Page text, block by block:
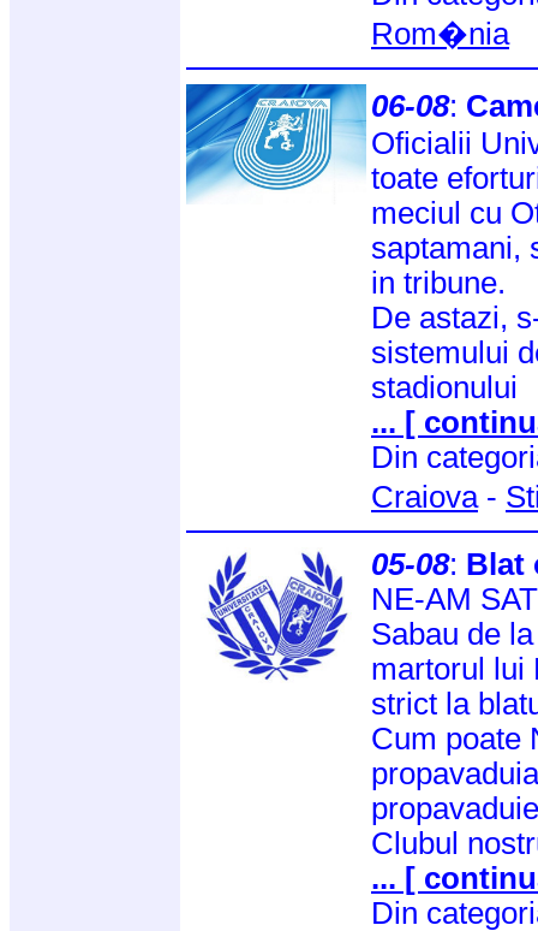
Rom�nia
06-08:
Oficialii
toate
meciul cu
saptamani,
in tribune.
De astazi,
sistemului
stadionului
... [
Din
Craiova-
05-08: Blat
NE-AM
Sabau de
martorul lui
strict la
Cum poate
Clubul
... [
Din